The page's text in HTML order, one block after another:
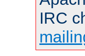
IRC